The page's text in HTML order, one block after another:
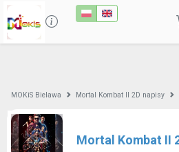
MOKiS Bielawa Mortal Kombat II 2D napisy
Mortal Kombat II